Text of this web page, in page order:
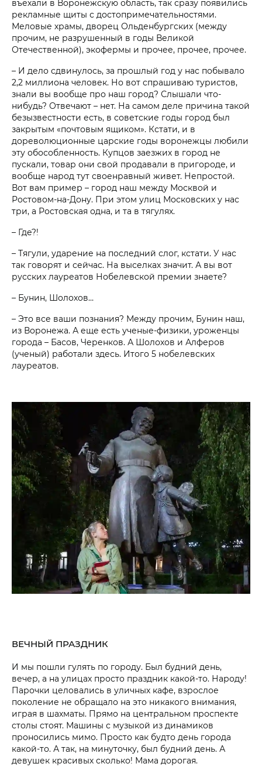
въехали в Воронежскую область, так сразу появились
рекламные щиты с достопримечательностями.
Меловые храмы, дворец Ольденбургских (между
прочим, не разрушенный в годы Великой
Отечественной), экофермы и прочее, прочее, прочее.
– И дело сдвинулось, за прошлый год у нас побывало
2,2 миллиона человек. Но вот спрашиваю туристов,
знали вы вообще про наш город? Слышали что-
нибудь? Отвечают – нет. На самом деле причина такой
безызвестности есть, в советские годы город был
закрытым «почтовым ящиком». Кстати, и в
дореволюционные царские годы воронежцы любили
эту обособленность. Купцов заезжих в город не
пускали, товар они свой продавали в пригороде, и
вообще народ тут своенравный живет. Непростой.
Вот вам пример – город наш между Москвой и
Ростовом-на-Дону. При этом улиц Московских у нас
три, а Ростовская одна, и та в тягулях.
– Где?!
– Тягули, ударение на последний слог, кстати. У нас
так говорят и сейчас. На выселках значит. А вы вот
русских лауреатов Нобелевской премии знаете?
– Бунин, Шолохов…
– Это все ваши познания? Между прочим, Бунин наш,
из Воронежа. А еще есть ученые-физики, уроженцы
города – Басов, Черенков. А Шолохов и Алферов
(ученый) работали здесь. Итого 5 нобелевских
лауреатов.
ВЕЧНЫЙ ПРАЗДНИК
И мы пошли гулять по городу. Был будний день,
вечер, а на улицах просто праздник какой-то. Народу!
Парочки целовались в уличных кафе, взрослое
поколение не обращало на это никакого внимания,
играя в шахматы. Прямо на центральном проспекте
столы стоят. Машины с музыкой из динамиков
проносились мимо. Просто как будто день города
какой-то. А так, на минуточку, был будний день. А
девушек красивых сколько! Мама дорогая.